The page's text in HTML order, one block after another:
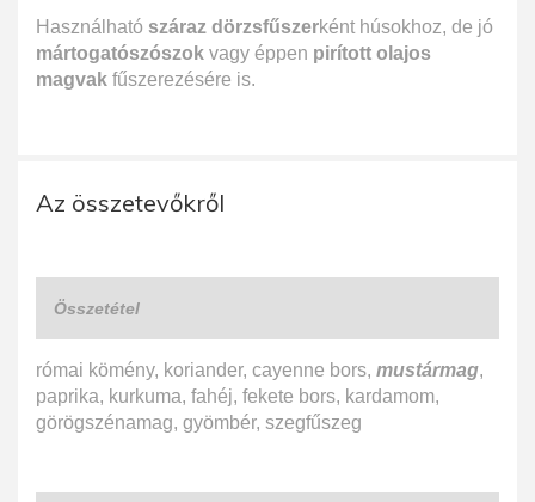
Használható száraz dörzsfűszerként húsokhoz, de jó
mártogatószószok vagy éppen pirított olajos
magvak fűszerezésére is.
Az összetevőkről
Összetétel
római kömény, koriander, cayenne bors, mustármag,
paprika, kurkuma, fahéj, fekete bors, kardamom,
görögszénamag, gyömbér, szegfűszeg